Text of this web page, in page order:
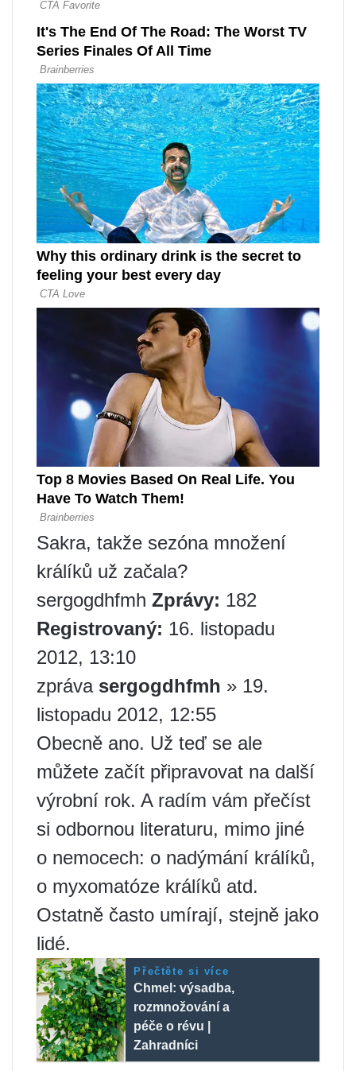
Sakra, takže sezóna množení
králíků už začala?
sergogdhfmh Zprávy: 182
Registrovaný: 16. listopadu
2012, 13:10
zpráva sergogdhfmh » 19.
listopadu 2012, 12:55
Obecně ano. Už teď se ale
můžete začít připravovat na další
výrobní rok. A radím vám přečíst
si odbornou literaturu, mimo jiné
o nemocech: o nadýmání králíků,
o myxomatóze králíků atd.
Ostatně často umírají, stejně jako
lidé.
Přečtěte si více
Chmel: výsadba,
rozmnožování a
péče o révu |
Zahradníci